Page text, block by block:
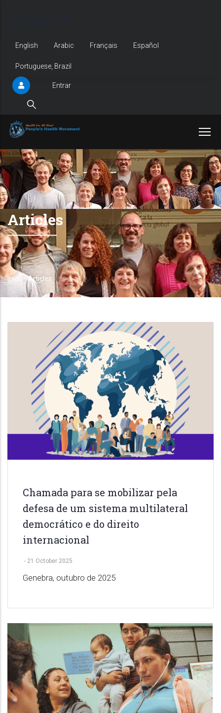
principal
English Arabic Français Español
Portuguese, Brazil
account
Entrar
Articles
Trilha
navegação
Início -Articles
Chamada para se mobilizar pela
defesa de um sistema multilateral
democrático e do direito
internacional
- 21 October 2025
Genebra, outubro de 2025